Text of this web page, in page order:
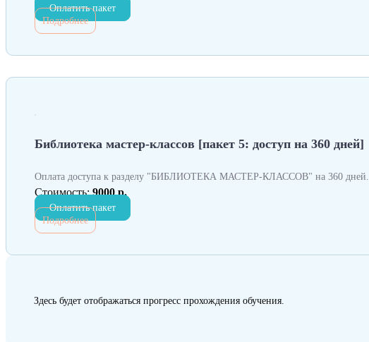
Оплатить пакет
Подробнее
Библиотека мастер-классов [пакет 5: доступ на 360 дней]
Оплата доступа к разделу "БИБЛИОТЕКА МАСТЕР-КЛАССОВ" на 360 дней.
Стоимость: 9000 р.
Оплатить пакет
Подробнее
Здесь будет отображаться прогресс прохождения обучения.